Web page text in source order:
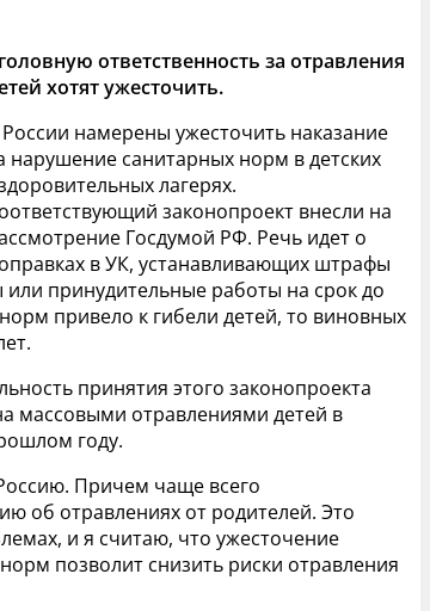
ответственность за отравления
хотят ужесточить.
намерены ужесточить наказание
нарушение санитарных норм в детских
лагерях.
законопроект внесли на
Госдумой РФ. Речь идет о
в УК, устанавливающих штрафы
принудительные работы на срок до
привело к гибели детей, то виновных
принятия этого законопроекта
массовыми отравлениями детей в
году.
Причем чаще всего
об отравлениях от родителей. Это
и я считаю, что ужесточение
позволит снизить риски отравления